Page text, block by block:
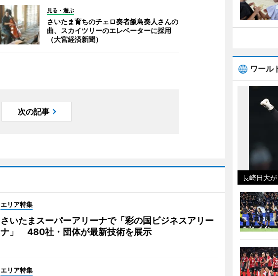
見る・遊ぶ
さいたま育ちのチェロ奏者飯島奏人さんの
曲、スカイツリーのエレベーターに採用
（大宮経済新聞）
次の記事
エリア特集
さいたまスーパーアリーナで「彩の国ビジネスアリー
ナ」 480社・団体が最新技術を展示
エリア特集
ワール
長崎日大